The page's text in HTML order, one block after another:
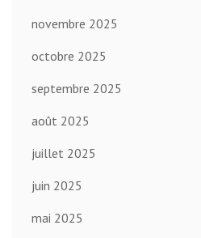
novembre 2025
octobre 2025
septembre 2025
août 2025
juillet 2025
juin 2025
mai 2025